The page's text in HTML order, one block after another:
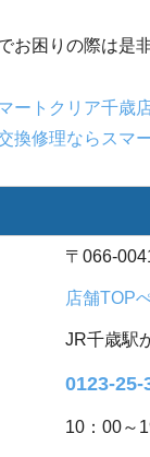
お困りの際は是
ートクリア千歳店
換修理ならスマ
〒066-
店舗TOP
JR千歳駅
0123-25-
10：00～